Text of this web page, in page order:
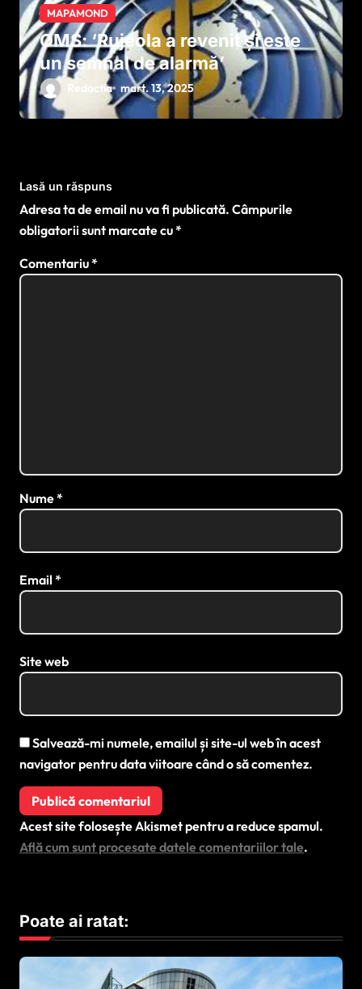
MAPAMOND
OMS: ‘Rujeola a revenit și este
un semnal de alarmă’
Redactia mart. 13, 2025
Lasă un răspuns
Adresa ta de email nu va fi publicată. Câmpurile
obligatorii sunt marcate cu*
Comentariu*
Nume*
Email *
Site web
Salvează-mi numele, emailul și site-ul web în acest
navigator pentru data viitoare când o să comentez.
Acest site folosește Akismet pentru a reduce spamul.
Află cum sunt procesate datele comentariilor tale.
Poate ai ratat: